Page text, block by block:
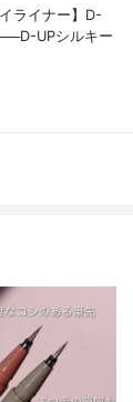
ライナー】D-
UPシルキー